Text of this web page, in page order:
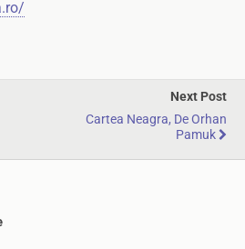
Next Post
Cartea Neagra, De Orhan
Pamuk